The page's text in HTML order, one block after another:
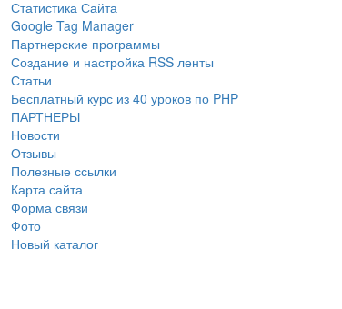
Статистика Сайта
Google Tag Manager
Партнерские программы
Создание и настройка RSS ленты
Статьи
Бесплатный курс из 40 уроков по PHP
ПАРТНЕРЫ
Новости
Отзывы
Полезные ссылки
Карта сайта
Форма связи
Фото
Новый каталог